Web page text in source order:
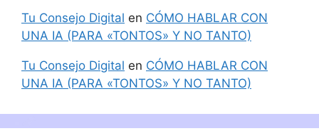
Tu Consejo Digital en CÓMO HABLAR CON
UNA IA (PARA «TONTOS» Y NO TANTO)
Tu Consejo Digital en CÓMO HABLAR CON
UNA IA (PARA «TONTOS» Y NO TANTO)